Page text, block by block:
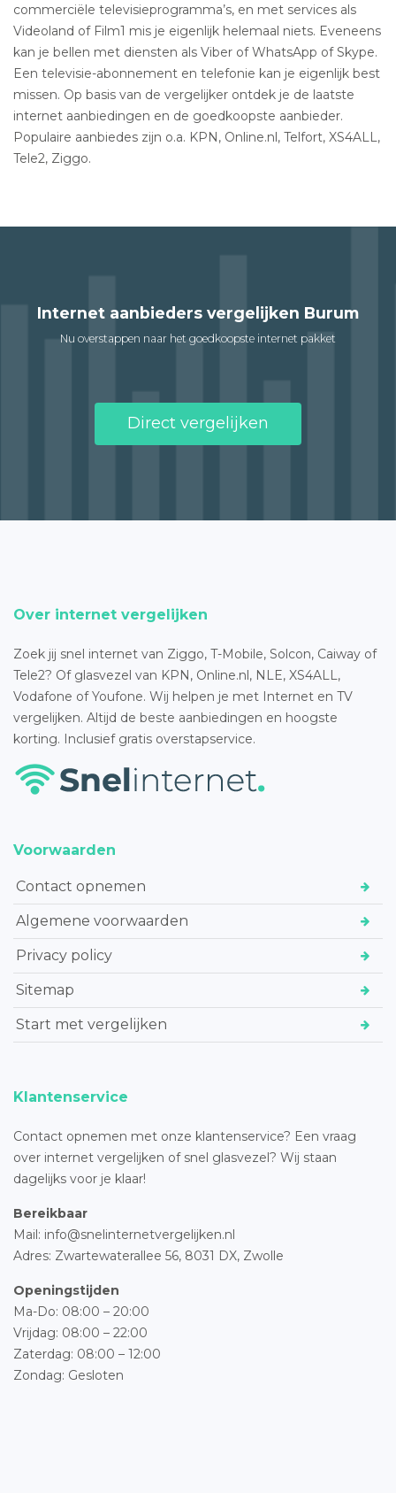
commerciële televisieprogramma’s, en met services als
Videoland of Film1 mis je eigenlijk helemaal niets. Eveneens
kan je bellen met diensten als Viber of WhatsApp of Skype.
Een televisie-abonnement en telefonie kan je eigenlijk best
missen. Op basis van de vergelijker ontdek je de laatste
internet aanbiedingen en de goedkoopste aanbieder.
Populaire aanbiedes zijn o.a. KPN, Online.nl, Telfort, XS4ALL,
Tele2, Ziggo.
Internet aanbieders vergelijken Burum
Nu overstappen naar het goedkoopste internet pakket
Direct vergelijken
Over internet vergelijken
Zoek jij snel internet van Ziggo, T-Mobile, Solcon, Caiway of
Tele2? Of glasvezel van KPN, Online.nl, NLE, XS4ALL,
Vodafone of Youfone. Wij helpen je met Internet en TV
vergelijken. Altijd de beste aanbiedingen en hoogste
korting. Inclusief gratis overstapservice.
Voorwaarden
Contact opnemen
Algemene voorwaarden
Privacy policy
Sitemap
Start met vergelijken
Klantenservice
Contact opnemen met onze klantenservice? Een vraag
over internet vergelijken of snel glasvezel? Wij staan
dagelijks voor je klaar!
Bereikbaar
Mail: info@snelinternetvergelijken.nl
Adres: Zwartewaterallee 56, 8031 DX, Zwolle
Openingstijden
Ma-Do: 08:00 – 20:00
Vrijdag: 08:00 – 22:00
Zaterdag: 08:00 – 12:00
Zondag: Gesloten